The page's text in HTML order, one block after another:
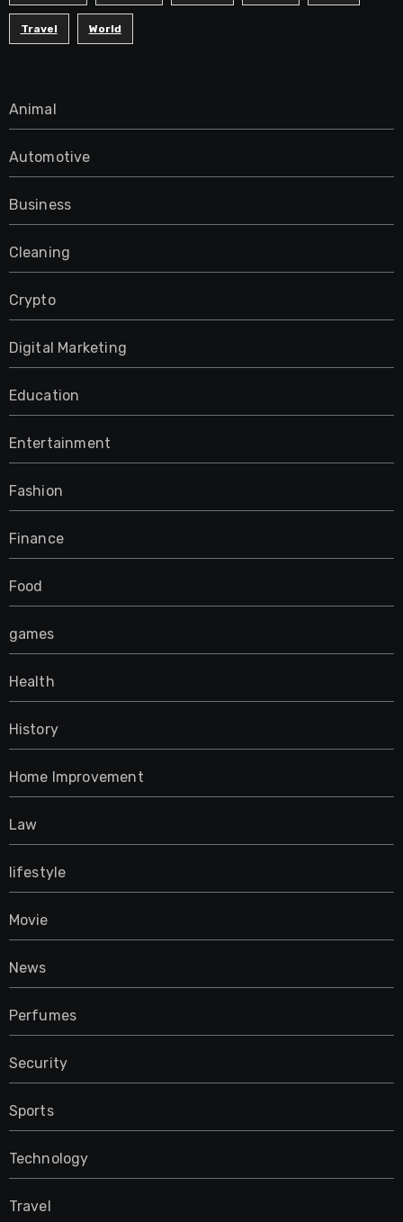
Travel World
Animal
Automotive
Business
Cleaning
Crypto
Digital Marketing
Education
Entertainment
Fashion
Finance
Food
games
Health
History
Home Improvement
Law
lifestyle
Movie
News
Perfumes
Security
Sports
Technology
Travel